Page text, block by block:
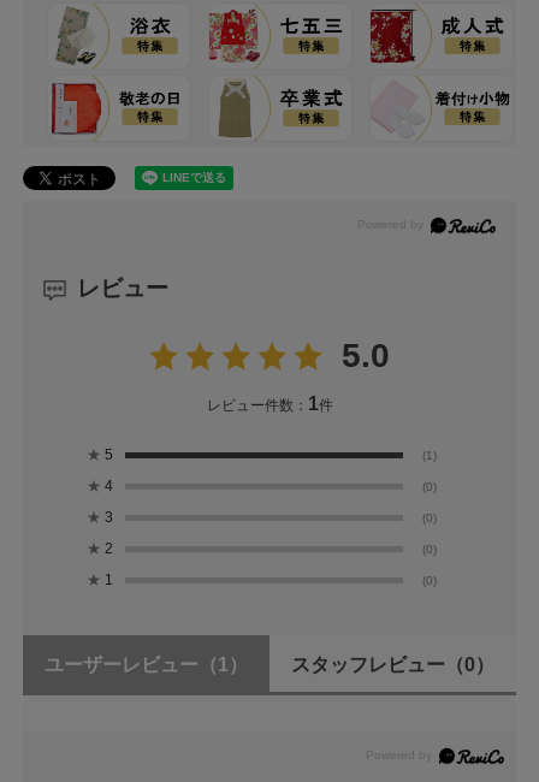
レビュー
5.0
レビュー件数： 1件
★ 5 (1)
★ 4 (0)
★ 3 (0)
★ 2 (0)
★ 1 (0)
ユーザーレビュー （1） スタッフレビュー （0）